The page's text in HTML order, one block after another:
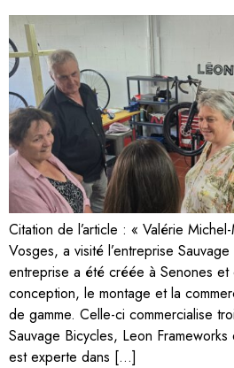
Citation de l’article : « Valérie
Vosges, a visité l’entreprise
entreprise a été créée à Senones et
conception, le montage et la
de gamme. Celle-ci commercialise
Sauvage Bicycles, Leon
est experte dans […]